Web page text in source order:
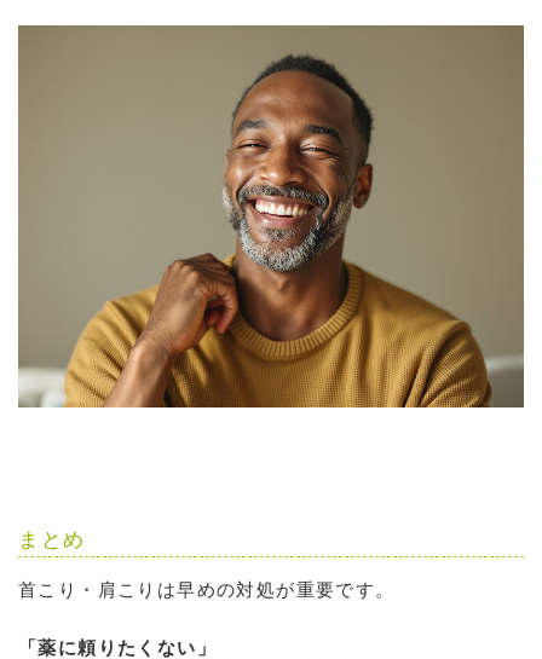
まとめ
首こり・肩こりは早めの対処が重要です。
「薬に頼りたくない」